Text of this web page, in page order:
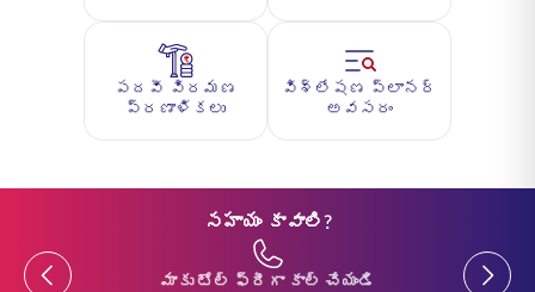
పదవీ విరమణ
ప్రణాళికలు
విశ్లేషణ ప్లానర్
అవసరం
సహాయం కావాలి?
Previous
మాకు టోల్ ఫ్రీగా కాల్ చేయండి
Previous